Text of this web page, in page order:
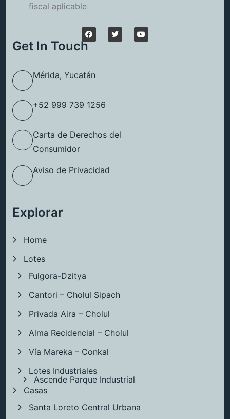
fiscal aplicable
Get In Touch
Mérida, Yucatán
+52 999 739 1256
Carta de Derechos del
Consumidor
Aviso de Privacidad
Explorar
Home
Lotes
Fulgora-Dzitya
Cantori – Cholul Sipach
Privada Aira – Cholul
Alma Recidencial – Cholul
Vía Mareka – Conkal
Lotes Industriales
Ascende Parque Industrial
Casas
Santa Loreto Central Urbana